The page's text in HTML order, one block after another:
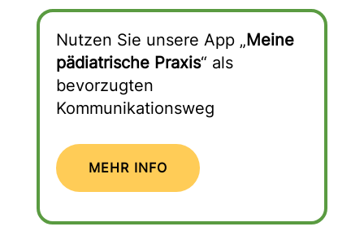
Nutzen Sie unsere App „Meine
pädiatrische Praxis“ als
bevorzugten
Kommunikationsweg
MEHR INFO